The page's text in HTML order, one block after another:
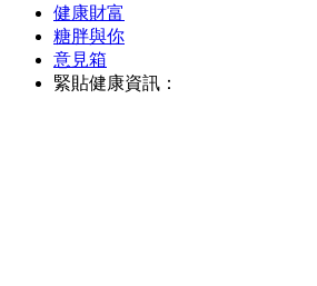
健康財富
糖胖與你
意見箱
緊貼健康資訊：